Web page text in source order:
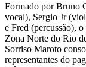
Formado por Bruno
vocal), Sergio Jr
e Fred (percussão),
Zona Norte do Rio
Sorriso Maroto
representantes do